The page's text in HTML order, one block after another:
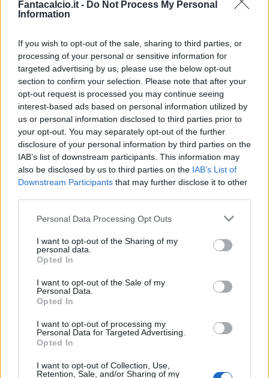
Fantacalcio.it - Do Not Process My Personal
Information
If you wish to opt-out of the sale, sharing to third parties, or
processing of your personal or sensitive information for
targeted advertising by us, please use the below opt-out
section to confirm your selection. Please note that after your
opt-out request is processed you may continue seeing
interest-based ads based on personal information utilized by
us or personal information disclosed to third parties prior to
your opt-out. You may separately opt-out of the further
disclosure of your personal information by third parties on the
IAB’s list of downstream participants. This information may
also be disclosed by us to third parties on the IAB’s List of
Downstream Participants that may further disclose it to other
Personal Data Processing Opt Outs
I want to opt-out of the Sharing of my
personal data.
Opted In
I want to opt-out of the Sale of my
Personal Data.
Opted In
I want to opt-out of processing my
Personal Data for Targeted Advertising.
Opted In
I want to opt-out of Collection, Use,
Retention, Sale, and/or Sharing of my
Le nostre app
Fantacalcio® Serie A Enilive
Leghe Fantacalcio® Serie A Enilive
FantaAsta Live
FantaAsta Buzz
Strumenti
Voti Fantacalcio Serie A
Rigoristi Serie A
FantaAsta Live
Supporto